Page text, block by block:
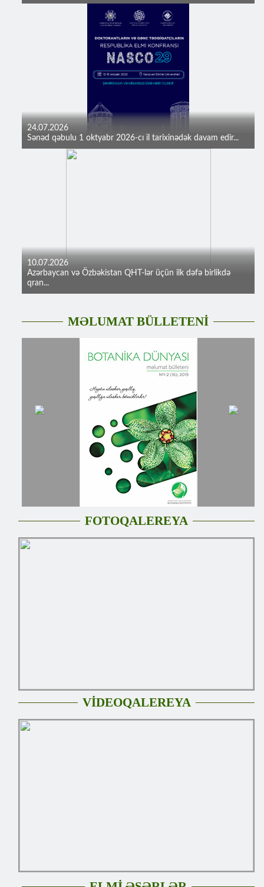
24.07.2026
Sənəd qəbulu 1 oktyabr 2026-cı il tarixinədək davam edir...
10.07.2026
Azərbaycan və Özbəkistan QHT-lər üçün ilk dəfə birlikdə
qran...
MƏLUMAT BÜLLETENİ
FOTOQALEREYA
VİDEOQALEREYA